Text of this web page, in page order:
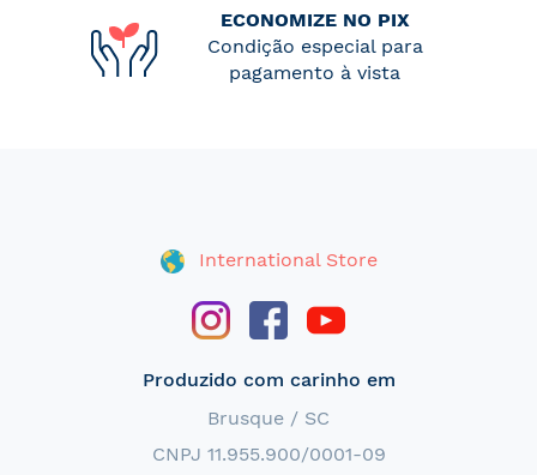
ECONOMIZE NO PIX
Condição especial para
pagamento à vista
International Store
Produzido com carinho em
Brusque / SC
CNPJ 11.955.900/0001-09